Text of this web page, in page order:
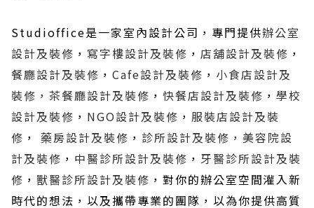
Studioffice是一家室內設計公司，專門提供辦公室
設計及裝修 ， 寫字樓設計及裝修 ， 店舖設計及裝修 ，
餐廳設計及裝修 ， Cafe設計及裝修 ， 小食店設計及
裝修，茶餐廳設計及裝修 ， 快餐店設計及裝修 ， 學校
設計及裝修 ， NGO設計及裝修 ， 服裝店設計及裝
修 ， 藥房設計及裝修 ， 診所設計及裝修，美容院設
計及裝修 ， 中醫診所設計及裝修 ， 牙醫診所設計及裝
修 ， 獸醫診所設計及裝修 ，對你的辦公室空間灌入新
時代的想法，以及攜帶專業的團隊，以為你提供高質